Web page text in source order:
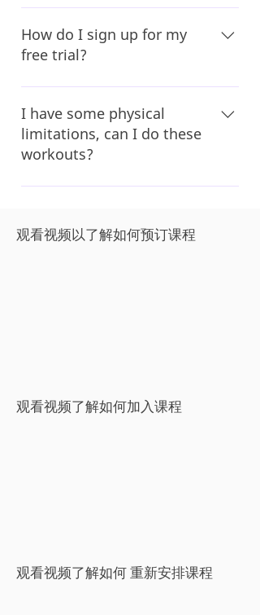
能训练、实践练习相结合，让您更好地
为日常生活活动和所有冒险做好准备。
只需联系我们。这就是我们在这里的原
因。你处于什么水平并不重要。我们会
在您所在的地方与您会面。
How do I sign up for my
free trial?
No worries, that is easy. Just go over
to plans and pricing, which you can
select from our menu and that will
walk you through it. Don't hesitate to
I have some physical
limitations, can I do these
workouts?
Yes. 100% you can. Our trainers always
and the reality is that all of need to
观看视频以了解如何预订课程
观看视频了解如何加入课程
观看视频了解如何 重新安排课程